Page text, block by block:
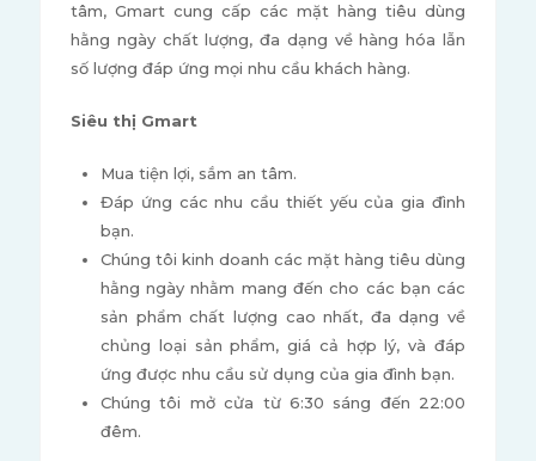
tâm, Gmart cung cấp các mặt hàng tiêu dùng
hằng ngày chất lượng, đa dạng về hàng hóa lẫn
số lượng đáp ứng mọi nhu cầu khách hàng.
Siêu thị Gmart
Mua tiện lợi, sắm an tâm.
Đáp ứng các nhu cầu thiết yếu của gia đình
bạn.
Chúng tôi kinh doanh các mặt hàng tiêu dùng
hằng ngày nhằm mang đến cho các bạn các
sản phẩm chất lượng cao nhất, đa dạng về
chủng loại sản phẩm, giá cả hợp lý, và đáp
ứng được nhu cầu sử dụng của gia đình bạn.
Chúng tôi mở cửa từ 6:30 sáng đến 22:00
đêm.